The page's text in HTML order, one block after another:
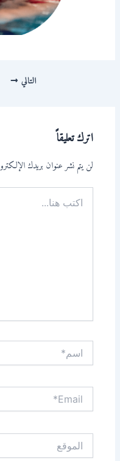
التالي
اترك تعليقاً
لن يتم نشر عنوان بريدك الإلكتروني.
اكتب
اسم*
Email*
الموقع